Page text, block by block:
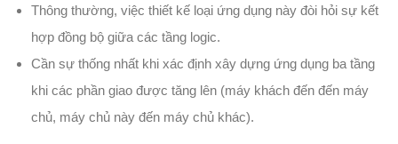
Thông thường, việc thiết kế loại ứng dụng này đòi hỏi sự kết
hợp đồng bộ giữa các tầng logic.
Cần sự thống nhất khi xác định xây dựng ứng dụng ba tầng
khi các phần giao được tăng lên (máy khách đến đến máy
chủ, máy chủ này đến máy chủ khác).